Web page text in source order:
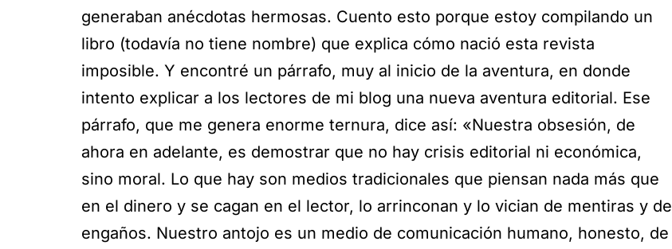
generaban anécdotas hermosas. Cuento esto porque estoy compilando un
libro (todavía no tiene nombre) que explica cómo nació esta revista
imposible. Y encontré un párrafo, muy al inicio de la aventura, en donde
intento explicar a los lectores de mi blog una nueva aventura editorial. Ese
párrafo, que me genera enorme ternura, dice así: «Nuestra obsesión, de
ahora en adelante, es demostrar que no hay crisis editorial ni económica,
sino moral. Lo que hay son medios tradicionales que piensan nada más que
en el dinero y se cagan en el lector, lo arrinconan y lo vician de mentiras y de
engaños. Nuestro antojo es un medio de comunicación humano, honesto, de